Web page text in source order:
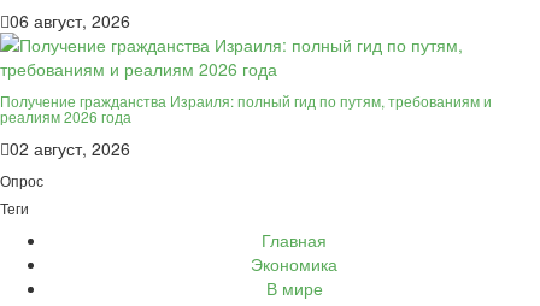
06 август, 2026
Получение гражданства Израиля: полный гид по путям, требованиям и
реалиям 2026 года
02 август, 2026
Опрос
Теги
Главная
Экономика
В мире